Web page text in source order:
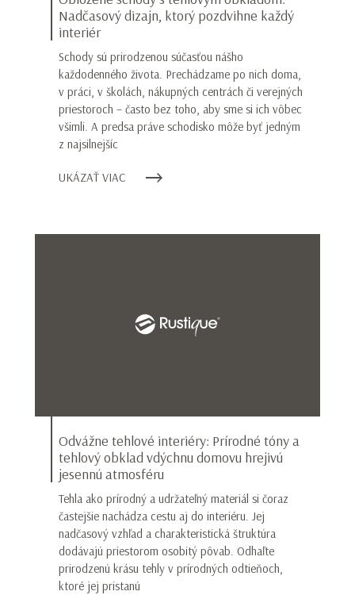
Nadčasový dizajn, ktorý pozdvihne každý
interiér
Schody sú prirodzenou súčasťou nášho
každodenného života. Prechádzame po nich doma,
v práci, v školách, nákupných centrách či verejných
priestoroch – často bez toho, aby sme si ich vôbec
všimli. A predsa práve schodisko môže byť jedným
z najsilnejšíc
UKÁZAŤ VIAC
Odvážne tehlové interiéry: Prírodné tóny a
tehlový obklad vdýchnu domovu hrejivú
jesennú atmosféru
Tehla ako prírodný a udržateľný materiál si čoraz
častejšie nachádza cestu aj do interiéru. Jej
nadčasový vzhľad a charakteristická štruktúra
dodávajú priestorom osobitý pôvab. Odhaľte
prirodzenú krásu tehly v prírodných odtieňoch,
ktoré jej pristanú